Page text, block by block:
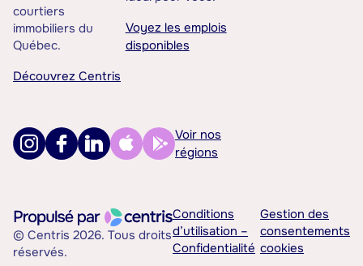
courtiers
immobiliers du
Québec.
Découvrez Centris
Voyez les emplois
disponibles
Voir nos
régions
© Centris 2026. Tous droits
réservés.
Conditions
d’utilisation –
Confidentialité
Gestion des
consentements
cookies